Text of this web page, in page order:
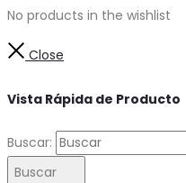
No products in the wishlist
Close
Vista Rápida de Producto
Buscar:
Buscar